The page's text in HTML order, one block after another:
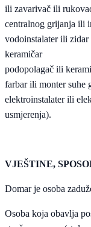
ili zavarivač ili
centralnog grijanja ili
vodoinstalater ili
keramičar
podopolagač ili
farbar ili monter suhe
elektroinstalater ili
usmjerenja).
VJEŠTINE,
Domar je osoba zaduž
Osoba koja obavlja